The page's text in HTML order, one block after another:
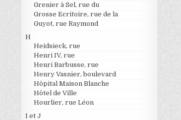
Grenier à Sel, rue du
Grosse Ecritoire, rue de la
Guyot, rue Raymond
H
Heidsieck, rue
Henri IV, rue
Henri Barbusse, rue
Henry Vasnier, boulevard
Hôpital Maison Blanche
Hôtel de Ville
Hourlier, rue Léon
I et J